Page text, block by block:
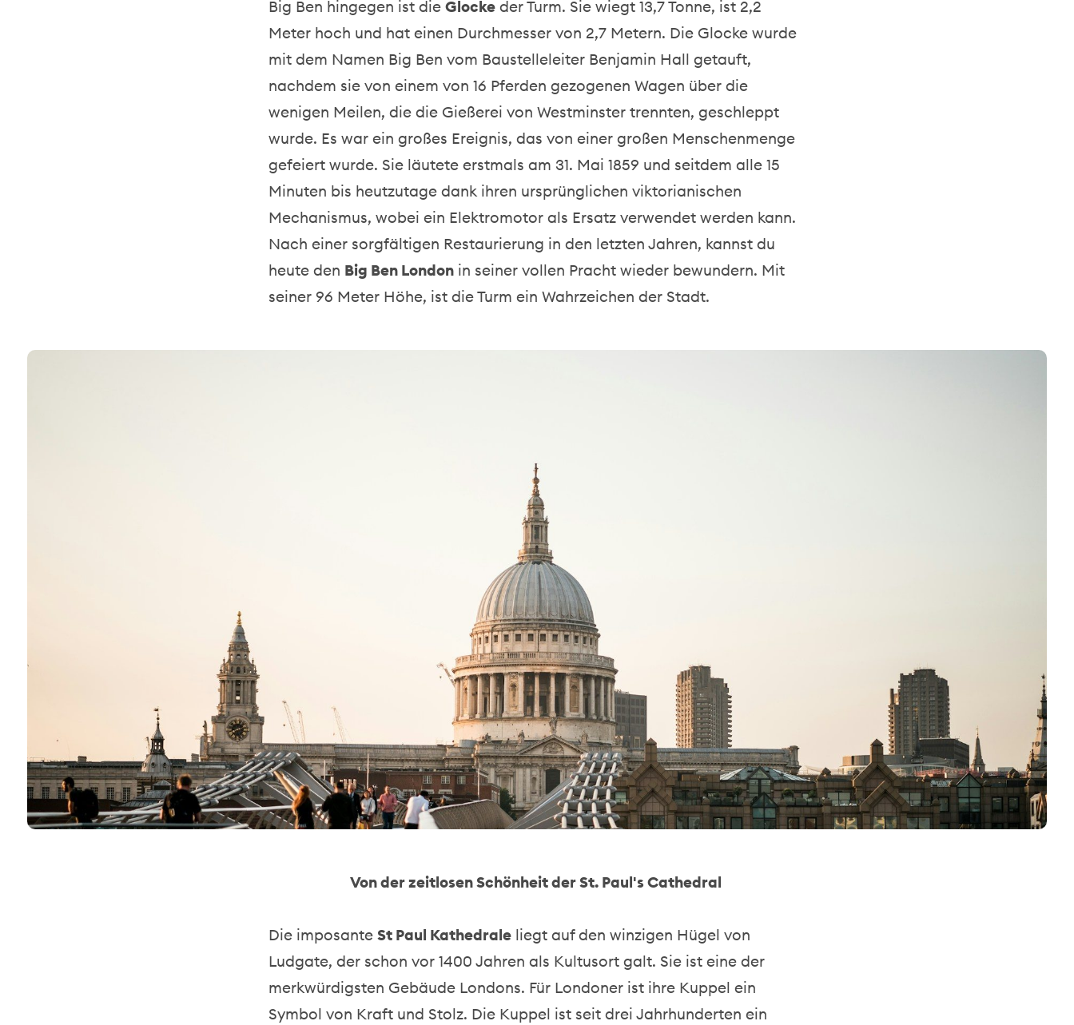
Big Ben hingegen ist die Glocke der Turm. Sie wiegt 13,7 Tonne, ist 2,2
Meter hoch und hat einen Durchmesser von 2,7 Metern. Die Glocke wurde
mit dem Namen Big Ben vom Baustelleleiter Benjamin Hall getauft,
nachdem sie von einem von 16 Pferden gezogenen Wagen über die
wenigen Meilen, die die Gießerei von Westminster trennten, geschleppt
wurde. Es war ein großes Ereignis, das von einer großen Menschenmenge
gefeiert wurde. Sie läutete erstmals am 31. Mai 1859 und seitdem alle 15
Minuten bis heutzutage dank ihren ursprünglichen viktorianischen
Mechanismus, wobei ein Elektromotor als Ersatz verwendet werden kann.
Nach einer sorgfältigen Restaurierung in den letzten Jahren, kannst du
heute den Big Ben London in seiner vollen Pracht wieder bewundern. Mit
seiner 96 Meter Höhe, ist die Turm ein Wahrzeichen der Stadt.
Von der zeitlosen Schönheit der St. Paul's Cathedral
Die imposante St Paul Kathedrale liegt auf den winzigen Hügel von
Ludgate, der schon vor 1400 Jahren als Kultusort galt. Sie ist eine der
merkwürdigsten Gebäude Londons. Für Londoner ist ihre Kuppel ein
Symbol von Kraft und Stolz. Die Kuppel ist seit drei Jahrhunderten ein